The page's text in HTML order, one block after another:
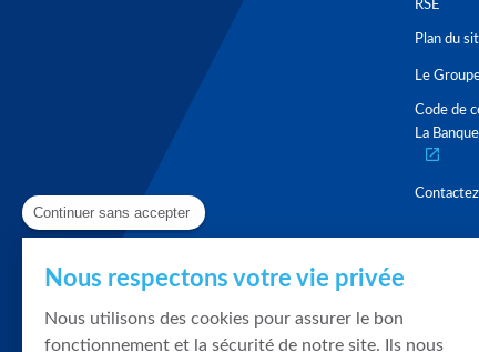
RSE
Plan du
Le
Code de
La
Continuer sans accepter
Nous respectons votre vie privée
Nous utilisons des cookies pour assurer le bon
fonctionnement et la sécurité de notre site. Ils nous